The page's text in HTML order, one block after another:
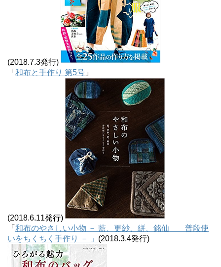
(2018.7.3発行)
「 和布と手作り 第5号 」
(2018.6.11発行)
「 和布のやさしい小物 － 藍、更紗、絣、銘仙 普段使
いをちくちく手作り － 」 (2018.3.4発行)